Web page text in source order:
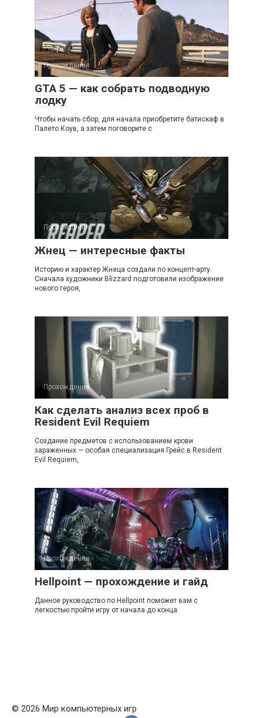
Прохождения
GTA 5 — как собрать подводную
лодку
Чтобы начать сбор, для начала приобретите батискаф в
Палето Коув, а затем поговорите с
Прохождения
Жнец — интересные факты
Историю и характер Жнеца создали по концепт-арту.
Сначала художники Blizzard подготовили изображение
нового героя,
Прохождения
Как сделать анализ всех проб в
Resident Evil Requiem
Создание предметов с использованием крови
зараженных — особая специализация Грейс в Resident
Evil Requiem,
Прохождения
Hellpoint — прохождение и гайд
Данное руководство по Hellpoint поможет вам с
легкостью пройти игру от начала до конца.
© 2026 Мир компьютерных игр